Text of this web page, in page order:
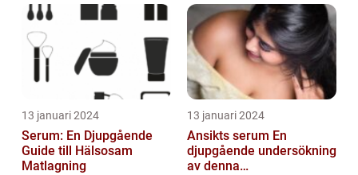
13 januari 2024
Serum: En Djupgående
Guide till Hälsosam
Matlagning
13 januari 2024
Ansikts serum En
djupgående undersökning
av denna